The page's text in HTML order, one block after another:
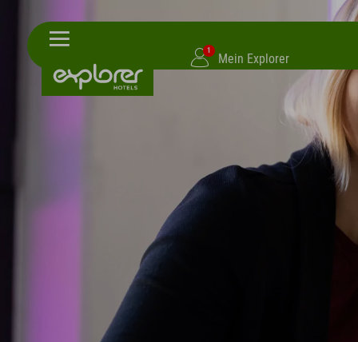
1
Mein Explorer